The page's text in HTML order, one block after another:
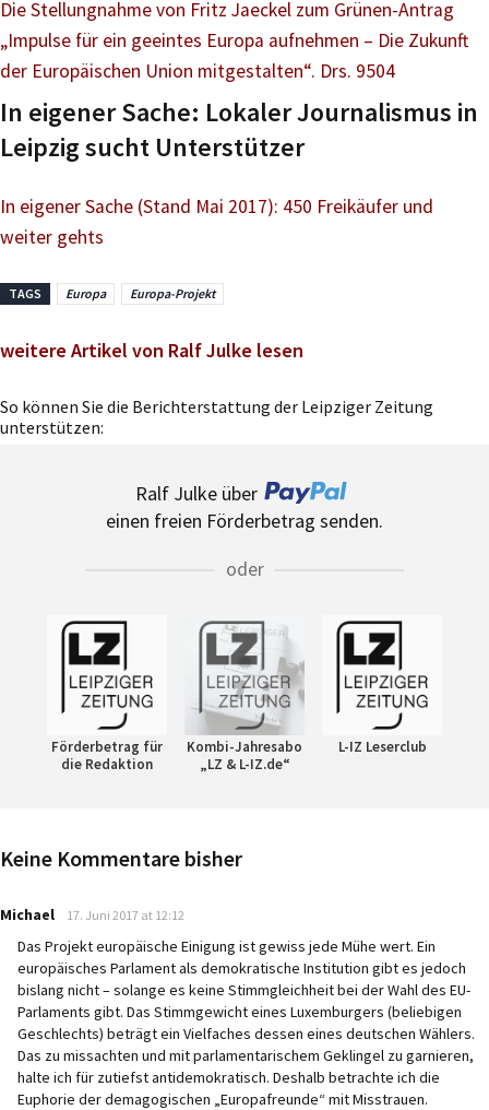
Die Stellungnahme von Fritz Jaeckel zum Grünen-Antrag
„Impulse für ein geeintes Europa aufnehmen – Die Zukunft
der Europäischen Union mitgestalten“. Drs. 9504
In eigener Sache: Lokaler Journalismus in
Leipzig sucht Unterstützer
In eigener Sache (Stand Mai 2017): 450 Freikäufer und
weiter gehts
TAGS Europa Europa-Projekt
weitere Artikel von Ralf Julke lesen
So können Sie die Berichterstattung der Leipziger Zeitung
unterstützen:
Ralf Julke über
einen freien Förderbetrag senden.
oder
Förderbetrag für
die Redaktion
Kombi-Jahresabo
„LZ & L-IZ.de“
L-IZ Leserclub
Keine Kommentare bisher
Michael says:
17. Juni 2017 at 12:12
Das Projekt europäische Einigung ist gewiss jede Mühe wert. Ein
europäisches Parlament als demokratische Institution gibt es jedoch
bislang nicht – solange es keine Stimmgleichheit bei der Wahl des EU-
Parlaments gibt. Das Stimmgewicht eines Luxemburgers (beliebigen
Geschlechts) beträgt ein Vielfaches dessen eines deutschen Wählers.
Das zu missachten und mit parlamentarischem Geklingel zu garnieren,
halte ich für zutiefst antidemokratisch. Deshalb betrachte ich die
Euphorie der demagogischen „Europafreunde“ mit Misstrauen.